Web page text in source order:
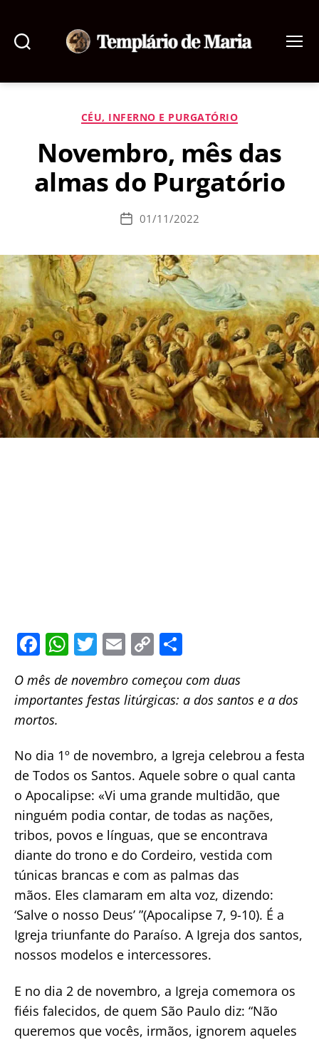
de
Categorias
CÉU, INFERNO E PURGATÓRIO
Novembro, mês das
almas do Purgatório
Data01/11/2022
F
a
c
e
b
o
o
k
W
at
s
p
p
T
w
itt
er
E
ai
l
C
p
y
n
k
ar
e
O mês de novembro começou com duas
importantes festas litúrgicas: a dos santos e a dos
mortos.
No dia 1º de novembro, a Igreja celebrou a festa
de Todos os Santos. Aquele sobre o qual canta
o Apocalipse: «Vi uma grande multidão, que
ninguém podia contar, de todas as nações,
tribos, povos e línguas, que se encontrava
diante do trono e do Cordeiro, vestida com
túnicas brancas e com as palmas das
mãos. Eles clamaram em alta voz, dizendo:
‘Salve o nosso Deus’ ”(Apocalipse 7, 9-10). É a
Igreja triunfante do Paraíso. A Igreja dos santos,
nossos modelos e intercessores.
E no dia 2 de novembro, a Igreja comemora os
fiéis falecidos, de quem São Paulo diz: “Não
queremos que vocês, irmãos, ignorem aqueles